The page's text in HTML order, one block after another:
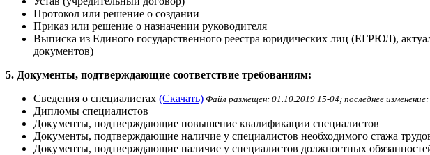
Протокол или решение о создании
Приказ или решение о назначении руководителя
Выписка из Единого государственного реестра юридических лиц (ЕГРЮЛ),
документов)
5. Документы, подтверждающие соответствие требованиям:
Сведения о специалистах (Скачать) Файл размещен: 01.10.2019 15-04; последнее
Дипломы специалистов
Документы, подтверждающие повышение квалификации специалистов
Документы, подтверждающие наличие у специалистов необходимого стажа
Документы, подтверждающие наличие у специалистов должностных